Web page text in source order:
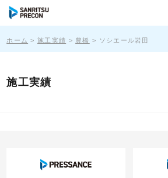
ホーム >施工実績 > 豊橋 > ソシエール岩田
施工実績